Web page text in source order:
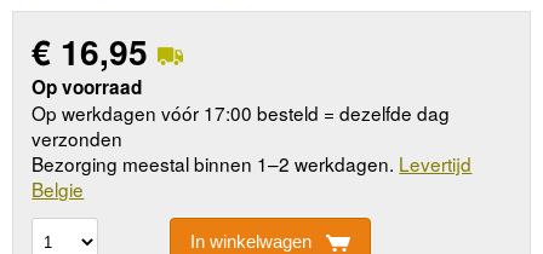
€ 16,95
Op voorraad
Op werkdagen vóór 17:00 besteld = dezelfde dag
verzonden
Bezorging meestal binnen 1–2 werkdagen. Levertijd
Belgie
In winkelwagen